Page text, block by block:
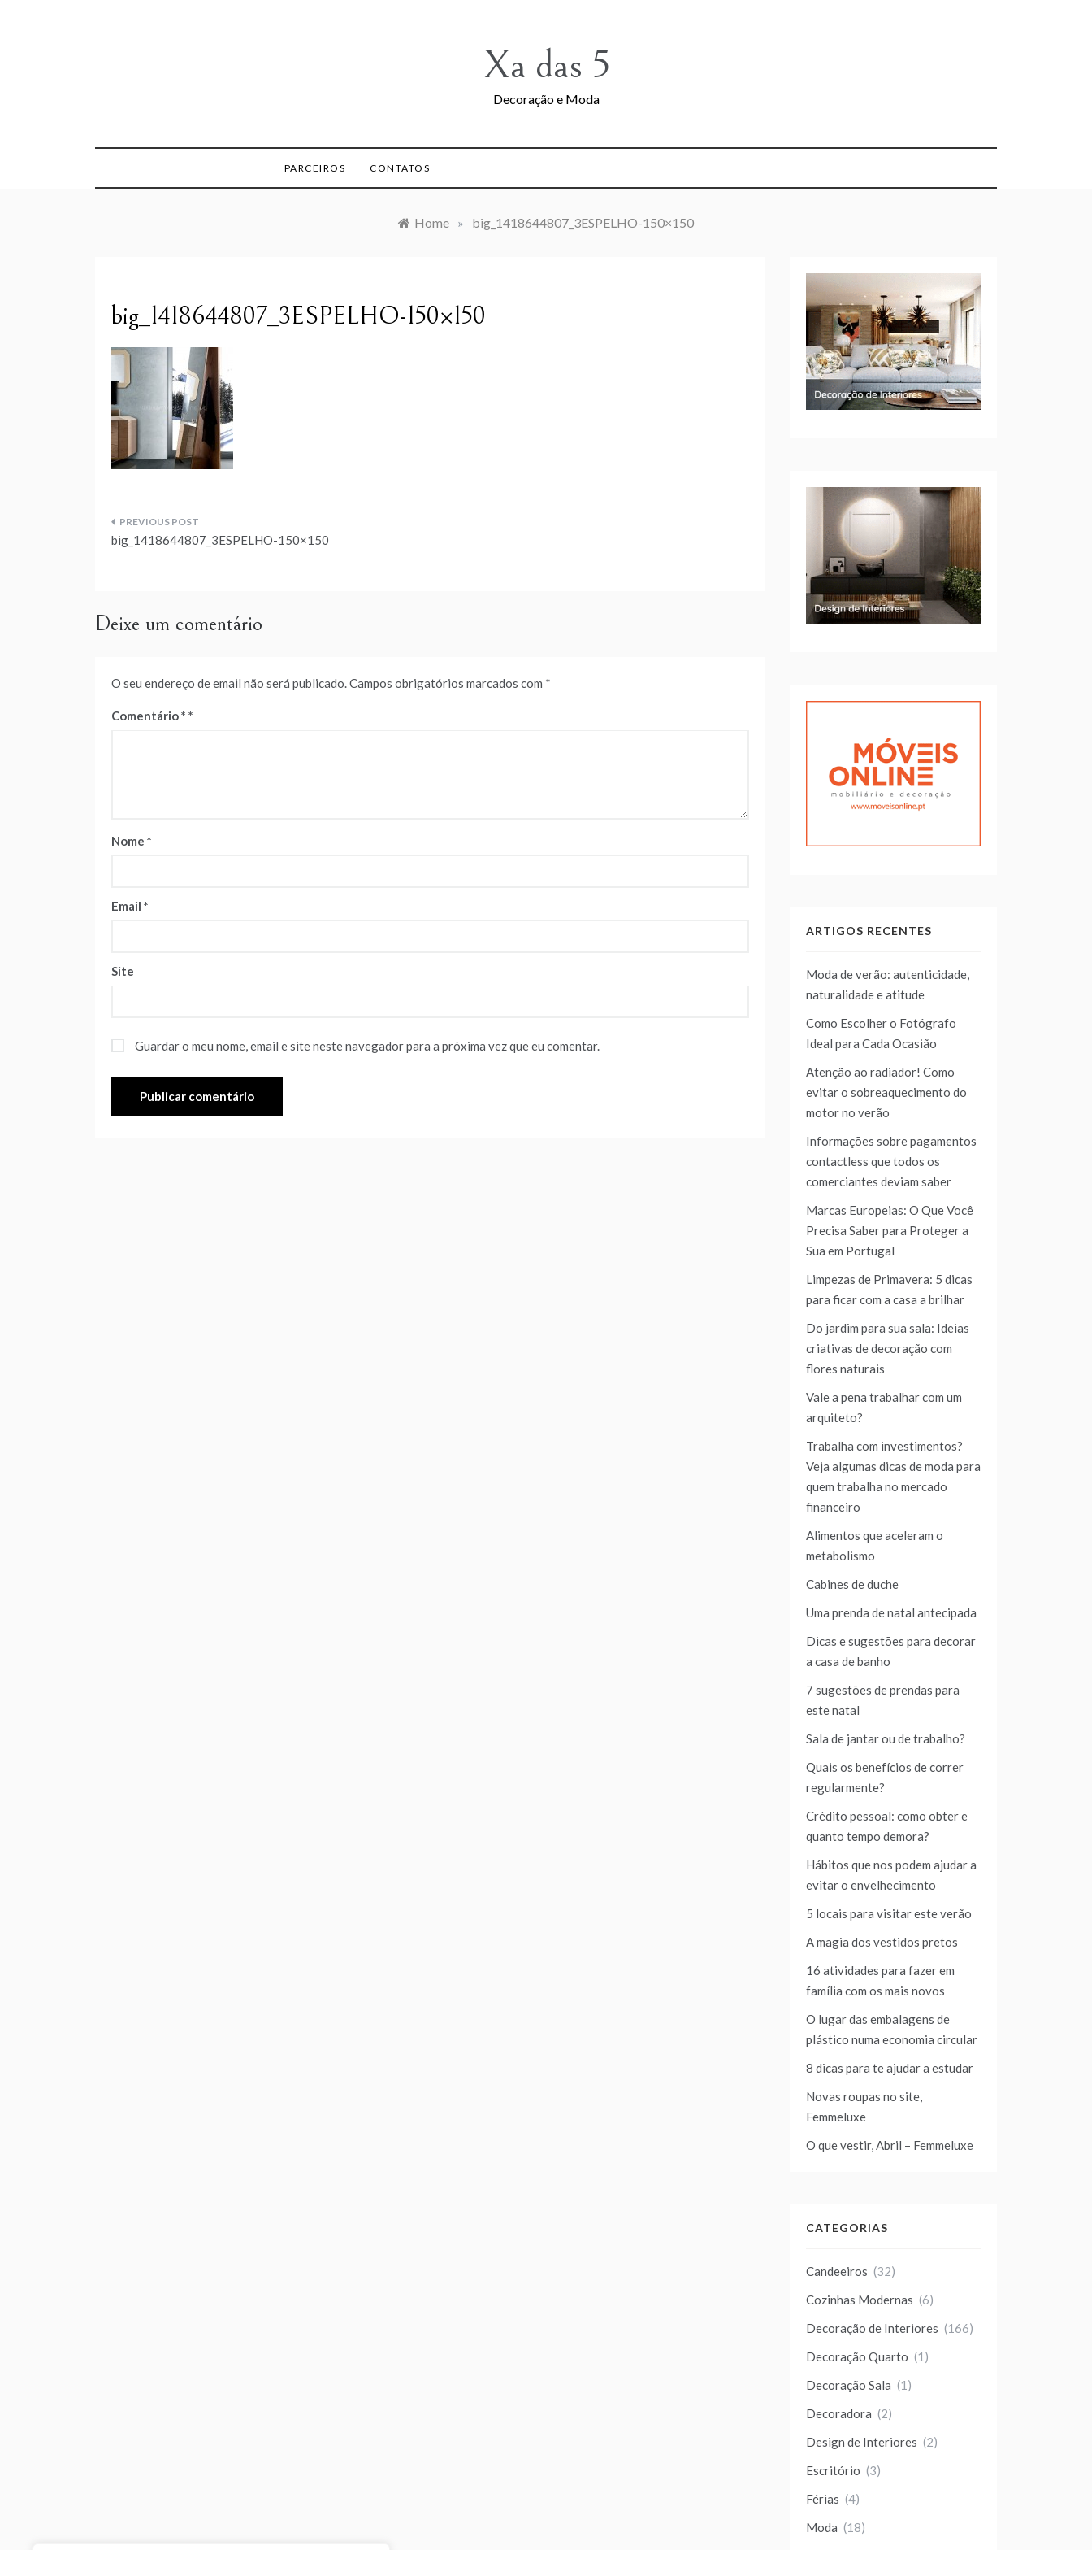
Xa das 5
Decoração e Moda
PARCEIROS CONTATOS
Home » big_1418644807_3ESPELHO-150×150
big_1418644807_3ESPELHO-150×150
Navegação
big_1418644807_3ESPELHO-150×150
Deixe um comentário
O seu endereço de email não será publicado.Campos obrigatórios marcados com *
Comentário*
Nome *
Email *
Site
Guardar o meu nome, email e site neste navegador para a próxima vez que eu comentar.
ARTIGOS RECENTES
Moda de verão: autenticidade,
naturalidade e atitude
Como Escolher o Fotógrafo
Ideal para Cada Ocasião
Atenção ao radiador! Como
evitar o sobreaquecimento do
motor no verão
Informações sobre pagamentos
contactless que todos os
comerciantes deviam saber
Marcas Europeias: O Que Você
Precisa Saber para Proteger a
Sua em Portugal
Limpezas de Primavera: 5 dicas
para ficar com a casa a brilhar
Do jardim para sua sala: Ideias
criativas de decoração com
flores naturais
Vale a pena trabalhar com um
arquiteto?
Trabalha com investimentos?
Veja algumas dicas de moda para
quem trabalha no mercado
financeiro
Alimentos que aceleram o
metabolismo
Cabines de duche
Uma prenda de natal antecipada
Dicas e sugestões para decorar
a casa de banho
7 sugestões de prendas para
este natal
Sala de jantar ou de trabalho?
Quais os benefícios de correr
regularmente?
Crédito pessoal: como obter e
quanto tempo demora?
Hábitos que nos podem ajudar a
evitar o envelhecimento
5 locais para visitar este verão
A magia dos vestidos pretos
16 atividades para fazer em
família com os mais novos
O lugar das embalagens de
plástico numa economia circular
8 dicas para te ajudar a estudar
Novas roupas no site,
Femmeluxe
O que vestir, Abril – Femmeluxe
CATEGORIAS
Candeeiros (32)
Cozinhas Modernas (6)
Decoração de Interiores (166)
Decoração Quarto (1)
Decoração Sala (1)
Decoradora (2)
Design de Interiores (2)
Escritório (3)
Férias (4)
Moda (18)